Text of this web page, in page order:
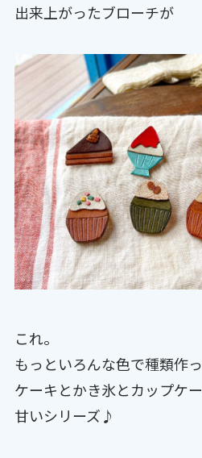
出来上がったブローチが
これ。
もっといろんな色で種類作っ
ケーキとかき氷とカップケー
甘いシリーズ♪